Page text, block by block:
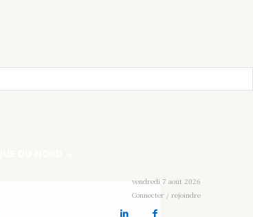
vendredi 7 août 2026
Connecter / rejoindre